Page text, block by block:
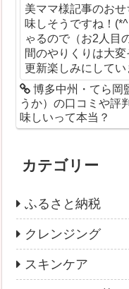
美ママ様記事のお
味しそうですね！
ゃるので（お2人目
間のやりくりは大
更新楽しみにして
博多中州・てら岡
うか）の口コミや評
味しいって本当？
カテゴリー
ふるさと納税
クレンジング
スキンケア